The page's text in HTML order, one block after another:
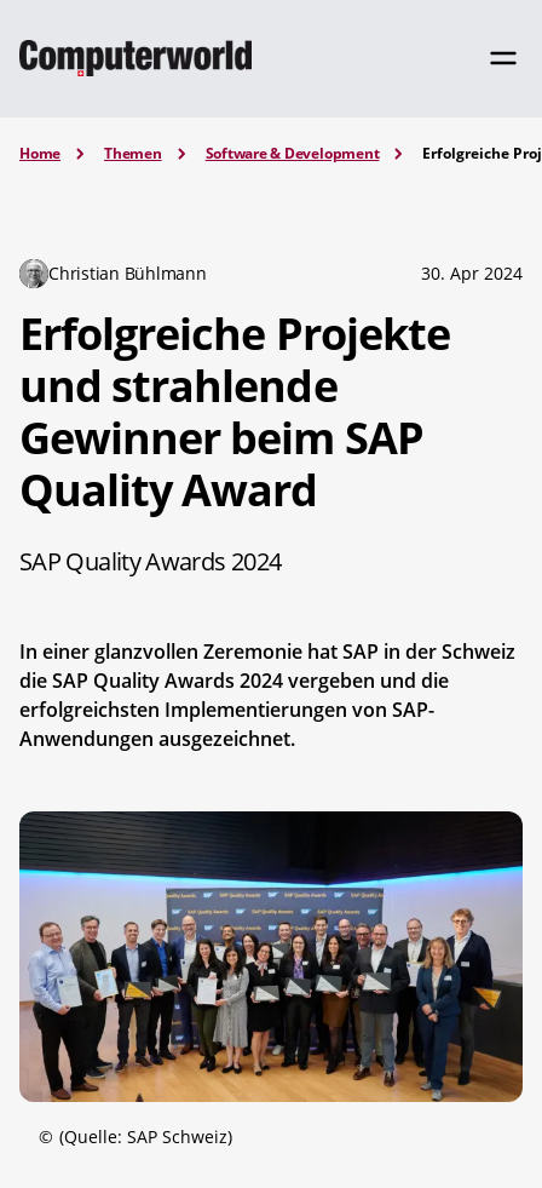
Home Themen Software & Development Erfolgreiche
Christian Bühlmann 30. Apr 2024
Erfolgreiche Projekte
und strahlende
Gewinner beim SAP
Quality Award
SAP Quality Awards 2024
In einer glanzvollen Zeremonie hat SAP in der Schweiz
die SAP Quality Awards 2024 vergeben und die
erfolgreichsten Implementierungen von SAP-
Anwendungen ausgezeichnet.
© (Quelle: SAP Schweiz)